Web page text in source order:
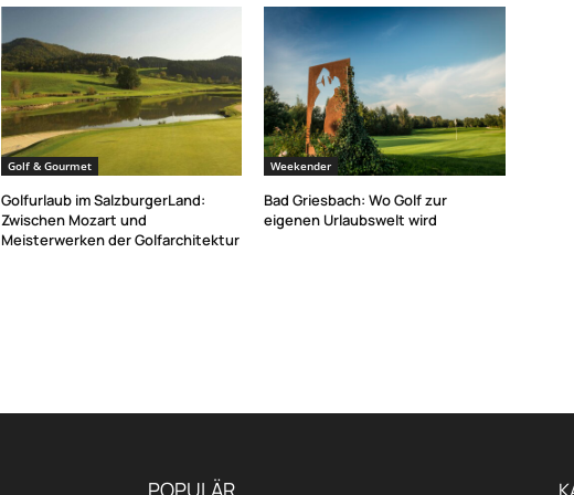
Golf & Gourmet
Golfurlaub im SalzburgerLand:
Zwischen Mozart und
Meisterwerken der Golfarchitektur
Weekender
Bad Griesbach: Wo Golf zur
eigenen Urlaubswelt wird
POPULÄR